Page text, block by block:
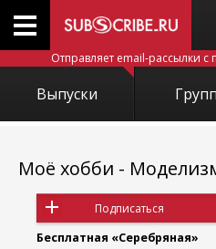
Отправляет email-рассылки
Выпуски
Моё хобби -
Подписаться
Бесплатная «Серебряная»